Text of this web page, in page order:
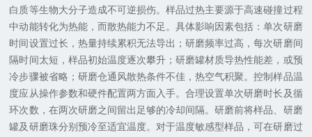
白质等生物大分子造成不可逆损伤。样品过热主要源于高速碰撞过程
中动能转化为热能，而散热能力不足。具体影响因素包括：单次研磨
时间设置过长，热量持续累积无法导出；研磨频率过高，每次研磨间
隔时间太短，样品初始温度逐次攀升；研磨罐材质导热性能差，或预
冷步骤被省略；研磨仓通风散热条件不佳，热空气积聚。控制样品温
度应从操作参数和硬件配置两方面入手。合理设置单次研磨时长及循
环次数，在两次研磨之间留出足够的冷却间隔。研磨前将样品、研磨
罐及研磨珠分别预冷至适宜温度。对于温度敏感型样品，可在研磨过